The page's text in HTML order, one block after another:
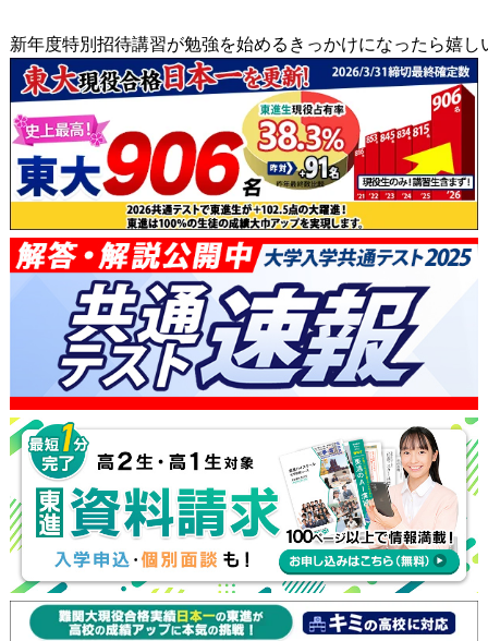
新年度特別招待講習が勉強を始めるきっかけになったら嬉